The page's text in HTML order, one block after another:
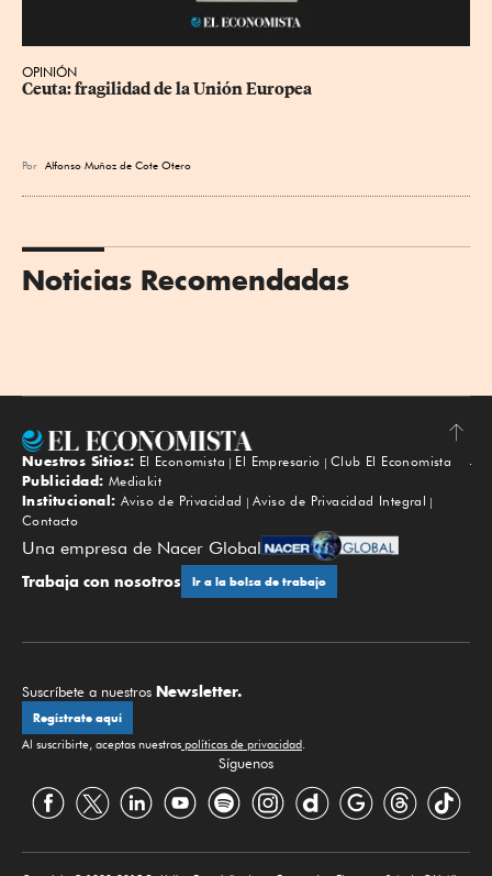
OPINIÓN
Ceuta: fragilidad de la Unión Europea
Por Alfonso Muñoz de Cote Otero
Noticias Recomendadas
Subir
Nuestros Sitios: El Economista El Empresario
Club El Economista
Publicidad: Mediakit
Institucional: Aviso de Privacidad
Aviso de Privacidad Integral
Contacto
Una empresa de Nacer Global
Trabaja con nosotros Ir a la bolsa de trabajo
Suscríbete a nuestros Newsletter.
Regístrate aquí
Al suscribirte, aceptas nuestras políticas de privacidad.
Síguenos